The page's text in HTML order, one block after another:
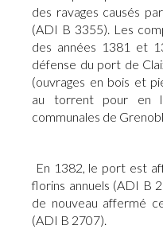
des ravages causés
(ADI B 3355). Les
des années 1381 et
défense du port de
(ouvrages en bois et
au torrent pour en
communales de
En 1382, le port est
florins annuels (ADI B
de nouveau affermé
(ADI B 2707).